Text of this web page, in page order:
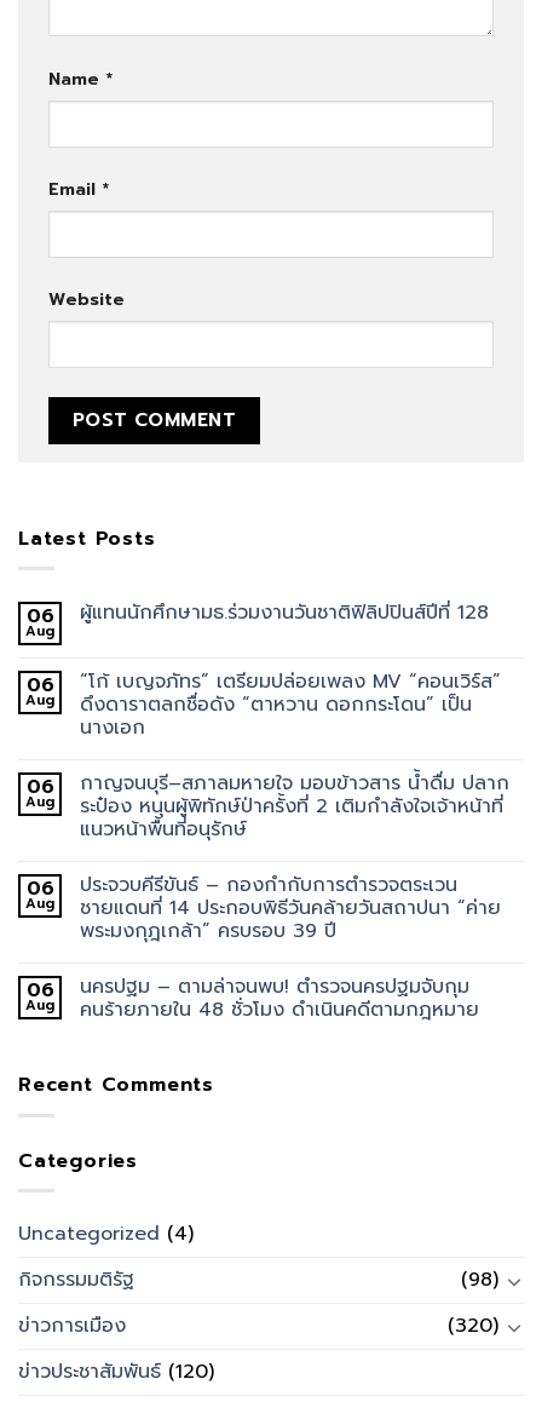
Name *
Email *
Website
Latest Posts
06
Aug
ผู้แทนนักศึกษามธ.ร่วมงานวันชาติฟิลิปปินส์ปีที่ 128
06
Aug
“โก้ เบญจภัทร” เตรียมปล่อยเพลง MV “คอนเวิร์ส”
ดึงดาราตลกชื่อดัง “ตาหวาน ดอกกระโดน” เป็น
นางเอก
06
Aug
กาญจนบุรี–สภาลมหายใจ มอบข้าวสาร น้ำดื่ม ปลาก
ระป๋อง หนุนผู้พิทักษ์ป่าครั้งที่ 2 เติมกำลังใจเจ้าหน้าที่
แนวหน้าพื้นที่อนุรักษ์
06
Aug
ประจวบคีรีขันธ์ – กองกำกับการตำรวจตระเวน
ชายแดนที่ 14 ประกอบพิธีวันคล้ายวันสถาปนา “ค่าย
พระมงกุฎเกล้า” ครบรอบ 39 ปี
06
Aug
นครปฐม – ตามล่าจนพบ! ตำรวจนครปฐมจับกุม
คนร้ายภายใน 48 ชั่วโมง ดำเนินคดีตามกฎหมาย
Recent Comments
Categories
Uncategorized (4)
กิจกรรมมติรัฐ
(98)
ข่าวการเมือง
(320)
ข่าวประชาสัมพันธ์ (120)